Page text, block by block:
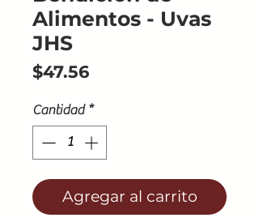
Alimentos - Uvas
JHS
$47.56Precio
Cantidad *
Agregar al carrito